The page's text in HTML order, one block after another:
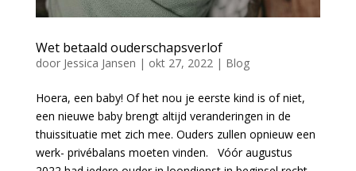
Wet betaald ouderschapsverlof
door Jessica Jansen | okt 27, 2022| Blog
Hoera, een baby! Of het nou je eerste kind is of niet,
een nieuwe baby brengt altijd veranderingen in de
thuissituatie met zich mee. Ouders zullen opnieuw een
werk- privébalans moeten vinden. Vóór augustus